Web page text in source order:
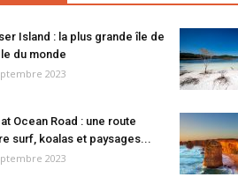
Island : la plus grande île de
du monde
2023
Ocean Road : une route
surf, koalas et paysages...
2023